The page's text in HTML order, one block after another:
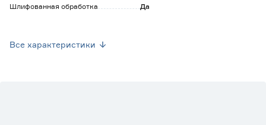
Шлифованная обработка Да
Все характеристики